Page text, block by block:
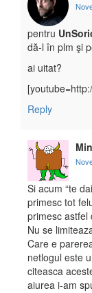
pentru
dă-l în plm şi
ai uitat?
Reply
Si acum “te
primesc tot
primesc astfel
Nu se
Care e
netlogul este
citeasca
aiurea i-am